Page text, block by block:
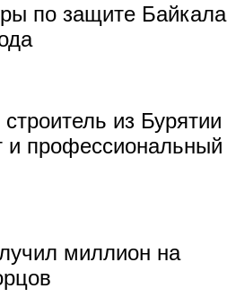
по защите Байкала
из Бурятии
и профессиональный
миллион на